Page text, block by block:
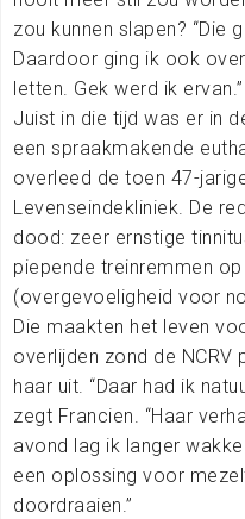
zou kunnen slapen? “Die
Daardoor ging ik ook
letten. Gek werd ik ervan.”
Juist in die tijd was er in
een spraakmakende
overleed de toen 47-
Levenseindekliniek. De
dood: zeer ernstige
piepende treinremmen
(overgevoeligheid voor
Die maakten het leven
overlijden zond de
haar uit. “Daar had ik
zegt Francien. “Haar
avond lag ik langer
een oplossing voor
doordraaien.”